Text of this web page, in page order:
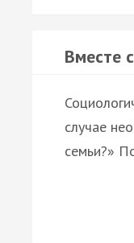
Вместе
случае
семьи?»